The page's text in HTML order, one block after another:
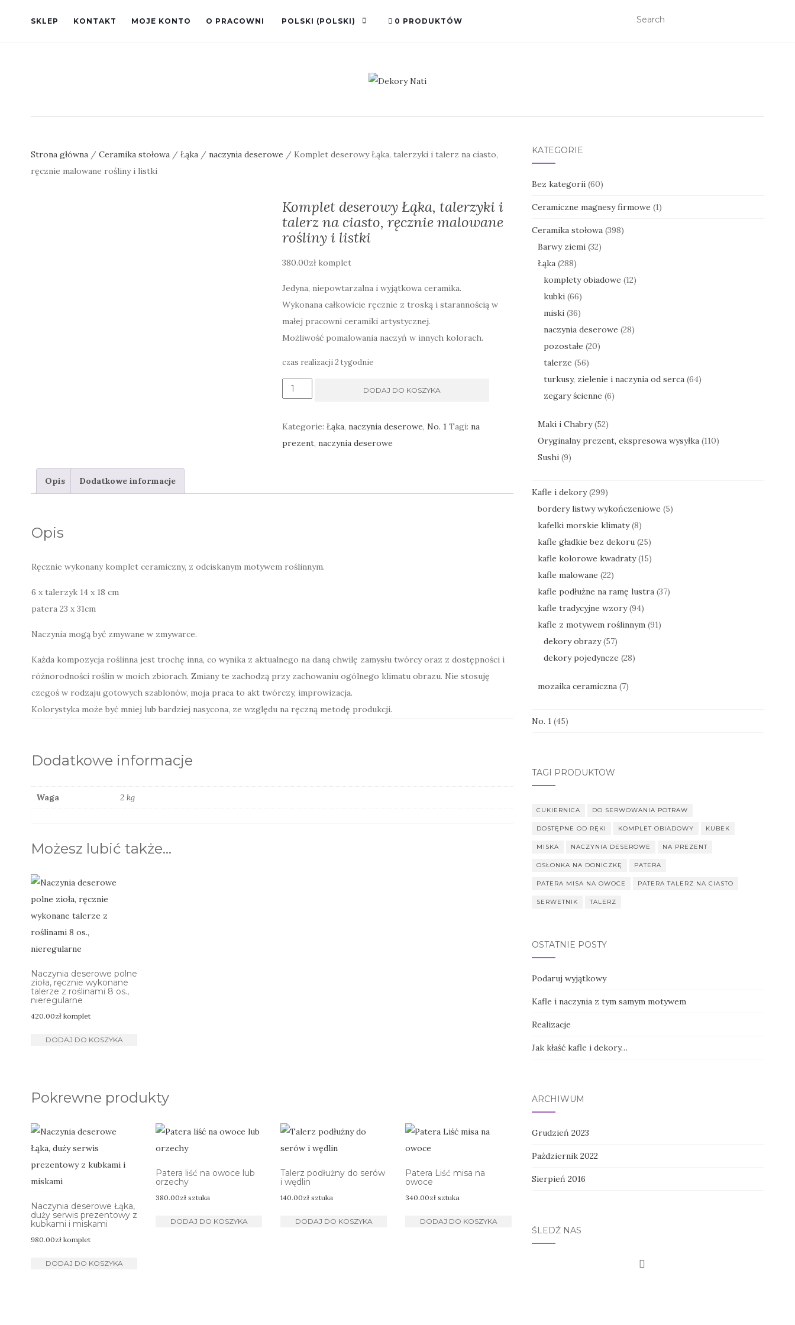
SKLEP KONTAKT MOJE KONTO O PRACOWNI POLSKI (POLSKI) 0 PRODUKTÓW
Strona główna / Ceramika stołowa / Łąka / naczynia deserowe / Komplet deserowy Łąka, talerzyki i talerz na ciasto,
ręcznie malowane rośliny i listki
Komplet deserowy Łąka, talerzyki i
talerz na ciasto, ręcznie malowane
rośliny i listki
380.00zł komplet
Jedyna, niepowtarzalna i wyjątkowa ceramika.
Wykonana całkowicie ręcznie z troską i starannością w
małej pracowni ceramiki artystycznej.
Możliwość pomalowania naczyń w innych kolorach.
czas realizacji 2 tygodnie
ilość
rośliny
DODAJ DO KOSZYKA
Kategorie: Łąka, naczynia deserowe, No. 1 Tagi: na
prezent, naczynia deserowe
Opis Dodatkowe informacje
Opis
Ręcznie wykonany komplet ceramiczny, z odciskanym motywem roślinnym.
6 x talerzyk 14 x 18 cm
patera 23 x 31cm
Naczynia mogą być zmywane w zmywarce.
Każda kompozycja roślinna jest trochę inna, co wynika z aktualnego na daną chwilę zamysłu twórcy oraz z dostępności i
różnorodności roślin w moich zbiorach. Zmiany te zachodzą przy zachowaniu ogólnego klimatu obrazu. Nie stosuję
czegoś w rodzaju gotowych szablonów, moja praca to akt twórczy, improwizacja.
Kolorystyka może być mniej lub bardziej nasycona, ze względu na ręczną metodę produkcji.
Dodatkowe informacje
Waga 2 kg
Możesz lubić także…
Naczynia deserowe polne
zioła, ręcznie wykonane
talerze z roślinami 8 os.,
nieregularne
420.00zł komplet
DODAJ DO KOSZYKA
Pokrewne produkty
Naczynia deserowe Łąka,
duży serwis prezentowy z
kubkami i miskami
980.00zł komplet
DODAJ DO KOSZYKA
Patera liść na owoce lub
orzechy
380.00zł sztuka
DODAJ DO KOSZYKA
Talerz podłużny do serów
i wędlin
140.00zł sztuka
DODAJ DO KOSZYKA
Patera Liść misa na
owoce
340.00zł sztuka
DODAJ DO KOSZYKA
KATEGORIE
Bez kategorii (60)
Ceramiczne magnesy firmowe (1)
Ceramika stołowa (398)
Barwy ziemi (32)
Łąka (288)
komplety obiadowe (12)
kubki (66)
miski (36)
naczynia deserowe (28)
pozostałe (20)
talerze (56)
turkusy, zielenie i naczynia od serca (64)
zegary ścienne (6)
Maki i Chabry (52)
Oryginalny prezent, ekspresowa wysyłka (110)
Sushi (9)
Kafle i dekory (299)
bordery listwy wykończeniowe (5)
kafelki morskie klimaty (8)
kafle gładkie bez dekoru (25)
kafle kolorowe kwadraty (15)
kafle malowane (22)
kafle podłużne na ramę lustra (37)
kafle tradycyjne wzory (94)
kafle z motywem roślinnym (91)
dekory obrazy (57)
dekory pojedyncze (28)
mozaika ceramiczna (7)
No. 1 (45)
TAGI PRODUKTÓW
CUKIERNICA DO SERWOWANIA POTRAW
DOSTĘPNE OD RĘKI KOMPLET OBIADOWY KUBEK
MISKA NACZYNIA DESEROWE NA PREZENT
OSŁONKA NA DONICZKĘ PATERA
PATERA MISA NA OWOCE PATERA TALERZ NA CIASTO
SERWETNIK TALERZ
OSTATNIE POSTY
Podaruj wyjątkowy
Kafle i naczynia z tym samym motywem
Realizacje
Jak kłaść kafle i dekory…
ARCHIWUM
Grudzień 2023
Październik 2022
Sierpień 2016
ŚLEDŹ NAS